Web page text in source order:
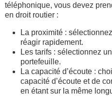
téléphonique, vous devez
en droit routier :
La proximité :
réagir rapidement.
Les tarifs : sélectionnez
portefeuille.
La capacité d’écoute :
capacité d’écoute et de
en étant sur la même